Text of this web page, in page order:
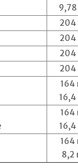
204
204
204
204
164
164
164
8,2